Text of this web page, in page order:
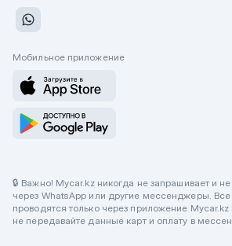
Мобильное приложение
🔒 Важно! Mycar.kz никогда не запрашивает и
через WhatsApp или другие мессенджеры.
проводятся только через приложение Mycar.kz
не передавайте данные карт и оплату в